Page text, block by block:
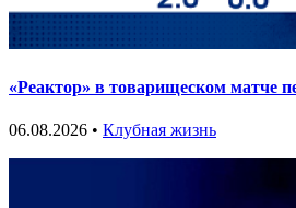
«Реактор» в товарищеском матче
06.08.2026 • Клубная жизнь